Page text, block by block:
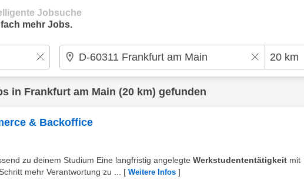
Jobsuche
mehr Jobs.
in Frankfurt am Main (20 km) gefunden
& Backoffice
zu deinem Studium Eine langfristig angelegte Werkstudententätigkeit mit
mehr Verantwortung zu ...
[ Weitere Infos ]